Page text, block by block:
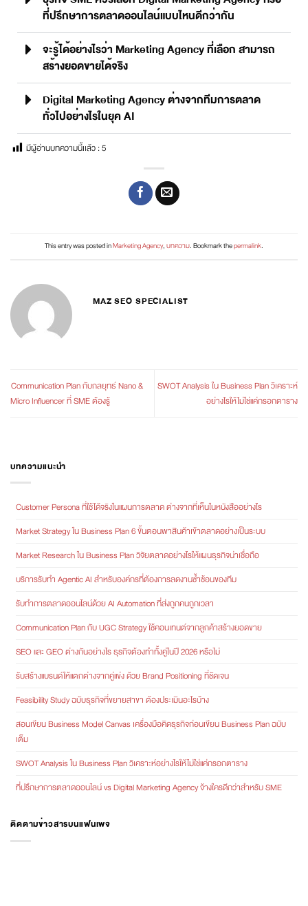
ที่ปรึกษาการตลาดออนไลน์แบบไหนดีกว่ากัน
จะรู้ได้อย่างไรว่า Marketing Agency ที่เลือก สามารถ
สร้างยอดขายได้จริง
Digital Marketing Agency ต่างจากทีมการตลาด
ทั่วไปอย่างไรในยุค AI
มีผู้อ่านบทความนี้เเล้ว :5
This entry was posted inMarketing Agency,บทความ. Bookmark thepermalink.
MAZ SEO SPECIALIST
Communication Plan กับกลยุทธ์ Nano &
Micro Influencer ที่ SME ต้องรู้
SWOT Analysis ใน Business Plan วิเคราะห์
อย่างไรให้ไม่ใช่แค่กรอกตาราง
บทความแนะนำ
Customer Persona ที่ใช้ได้จริงในแผนการตลาด ต่างจากที่เห็นในหนังสืออย่างไร
Market Strategy ใน Business Plan 6 ขั้นตอนพาสินค้าเข้าตลาดอย่างเป็นระบบ
Market Research ใน Business Plan วิจัยตลาดอย่างไรให้แผนธุรกิจน่าเชื่อถือ
บริการรับทำ Agentic AI สำหรับองค์กรที่ต้องการลดงานซ้ำซ้อนของทีม
รับทำการตลาดออนไลน์ด้วย AI Automation ที่ส่งถูกคนถูกเวลา
Communication Plan กับ UGC Strategy ใช้คอนเทนต์จากลูกค้าสร้างยอดขาย
SEO และ GEO ต่างกันอย่างไร ธุรกิจต้องทำทั้งคู่ในปี 2026 หรือไม่
รับสร้างแบรนด์ให้แตกต่างจากคู่แข่ง ด้วย Brand Positioning ที่ชัดเจน
Feasibility Study ฉบับธุรกิจที่ขยายสาขา ต้องประเมินอะไรบ้าง
สอนเขียน Business Model Canvas เครื่องมือคิดธุรกิจก่อนเขียน Business Plan ฉบับ
เต็ม
SWOT Analysis ใน Business Plan วิเคราะห์อย่างไรให้ไม่ใช่แค่กรอกตาราง
ที่ปรึกษาการตลาดออนไลน์ vs Digital Marketing Agency จ้างใครดีกว่าสำหรับ SME
ติดตามข่าวสารบนแฟนเพจ